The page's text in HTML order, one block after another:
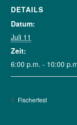
DETAILS
Datum:
Juli 11
Zeit:
6:00 p.m. - 10:00
Fischerfest